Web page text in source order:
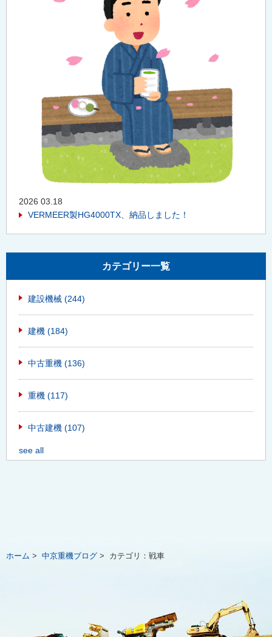
2026 03.18
VERMEER製HG4000TX、納品しました！
カテゴリー一覧
建設機械 (244)
建機 (184)
中古重機 (136)
重機 (117)
中古建機 (107)
see all
ホーム > 中京重機ブログ > カテゴリ： 戦車